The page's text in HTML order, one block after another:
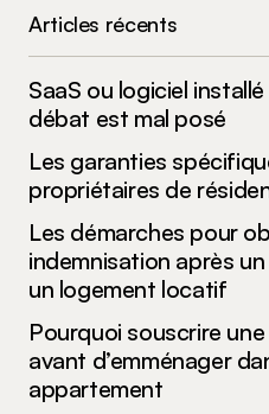
Articles récents
SaaS ou logiciel
débat est mal posé
Les garanties
propriétaires de
Les démarches pour
indemnisation après
un logement locatif
Pourquoi souscrire
avant d’emménager
appartement